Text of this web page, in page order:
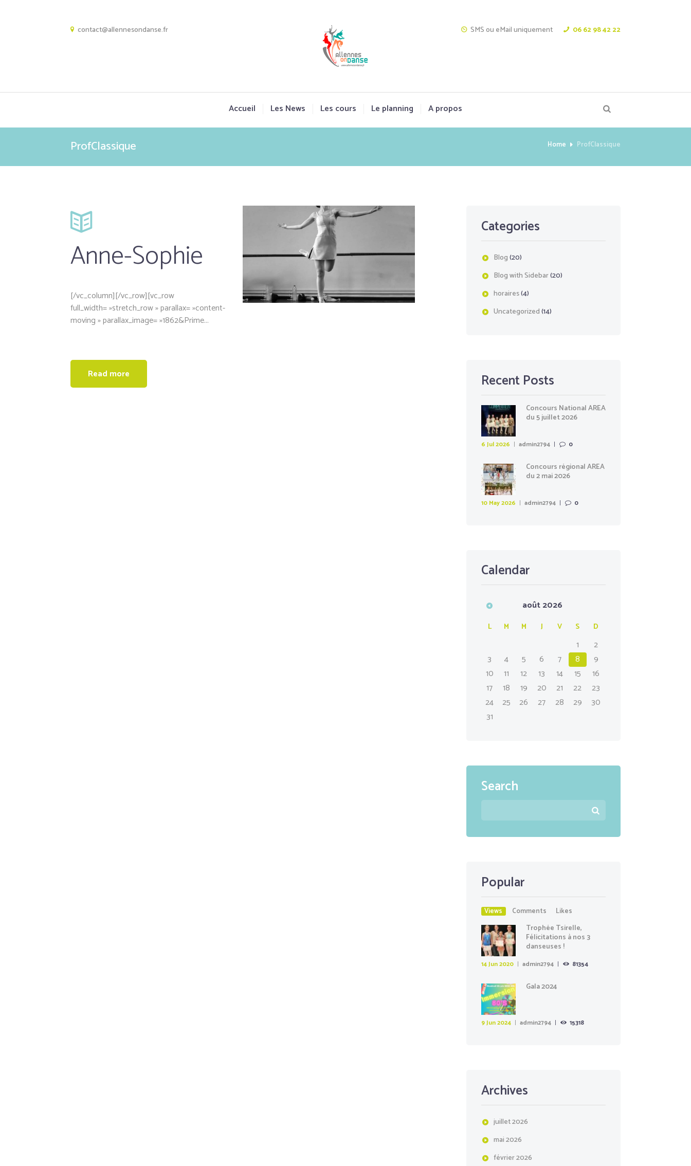
contact@allennesondanse.fr 06 62 98 42 22
SMS ou eMail uniquement
Accueil Les News Les cours Le planning A propos
ProfClassique Home ProfClassique
Anne-Sophie
[/vc_column][/vc_row][vc_row
full_width= »stretch_row » parallax= »content-
moving » parallax_image= »1862&Prime...
Read more
Categories
Blog(20)
Blog with Sidebar(20)
horaires(4)
Uncategorized(14)
Recent Posts
Concours National AREA
du 5 juillet 2026
6 Jul 2026 admin2794 0
Concours régional AREA
du 2 mai 2026
10 May 2026 admin2794 0
Calendar
août2026
L M M J V S D
1
2
3
4 5 6 7 8
9
10
11 12 13 14 15
16
17
18 19 20 21 22
23
24
25 26 27 28 29
30
31
Search
Popular
Views Comments Likes
Trophée Tsirelle,
Félicitations à nos 3
danseuses !
14 Jun 2020 admin2794 81354
Gala 2024
9 Jun 2024 admin2794 15318
Archives
juillet2026
mai2026
février2026